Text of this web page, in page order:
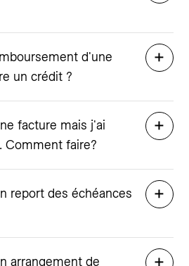
d'une
un crédit ?
facture mais j'ai
Comment faire?
report des échéances
arrangement de